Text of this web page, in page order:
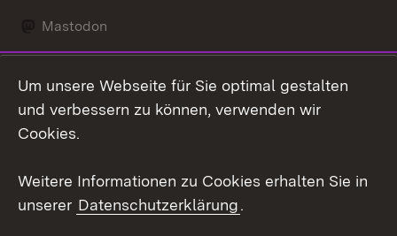
Mastodon
X / Twitter
Youtube
Kontakt
Datenschutz
Um unsere Webseite für Sie optimal gestalten
und verbessern zu können, verwenden wir
Cookies.
Weitere Informationen zu Cookies erhalten Sie in
unserer Datenschutzerklärung.